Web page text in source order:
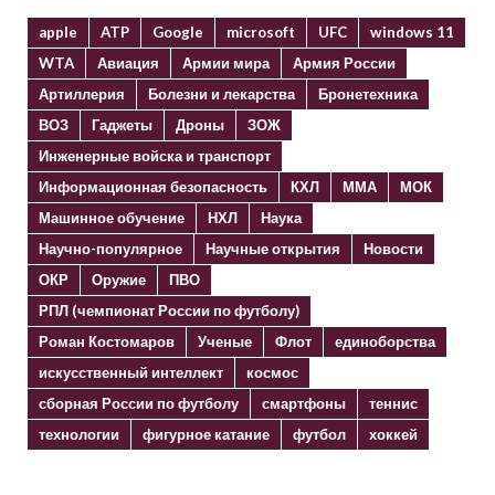
apple ATP Google microsoft UFC
windows 11
WTA
Авиация Армии мира
Армия России
Артиллерия
Болезни и лекарства
Бронетехника
ВОЗ
Гаджеты Дроны
ЗОЖ
Инженерные войска и транспорт
Информационная безопасность
КХЛ ММА
МОК
Машинное обучение
НХЛ
Наука
Научно-популярное
Научные открытия
Новости
ОКР
Оружие
ПВО
РПЛ (чемпионат России по футболу)
Роман Костомаров
Ученые Флот
единоборства
искусственный интеллект
космос
сборная России по футболу
смартфоны
теннис
технологии
фигурное катание футбол хоккей